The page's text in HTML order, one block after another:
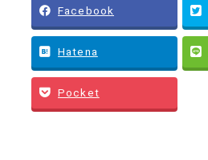
Facebook
Hatena
Pocket